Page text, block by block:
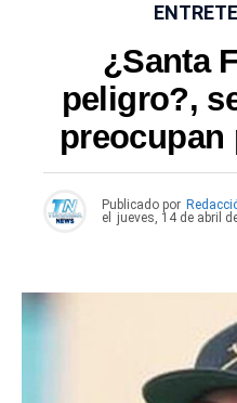
¿Santa
peligro?,
preocupan
Publicado por
el
jueves, 14 de abril